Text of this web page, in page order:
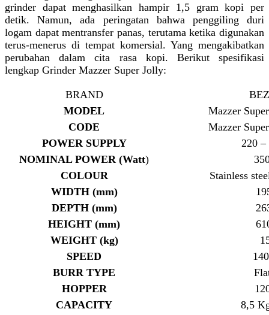
grinder dapat menghasilkan hampir 1,5 gram kopi per
detik.Namun, ada peringatan bahwa penggiling duri
logam dapat mentransfer panas, terutama ketika digunakan
terus-menerus di tempat komersial. Yang mengakibatkan
perubahan dalam cita rasa kopi. Berikut spesifikasi
lengkap Grinder Mazzer Super Jolly:
BRAND
MODEL
Mazzer
CODE
Mazzer
POWER SUPPLY
220
NOMINAL POWER (Watt)
COLOUR
Stainless
WIDTH (mm)
DEPTH (mm)
HEIGHT (mm)
WEIGHT (kg)
SPEED
BURR TYPE
HOPPER
CAPACITY
8,5